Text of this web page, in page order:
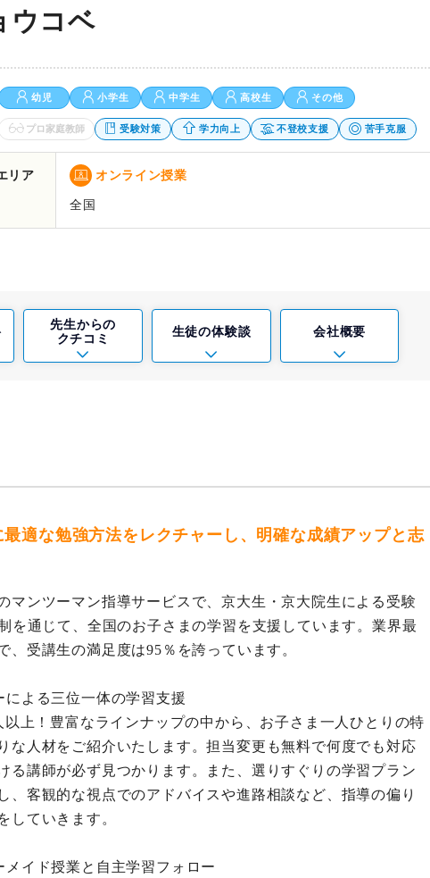
ウコベ
幼児 小学生 中学生 高校生 その他
プロ家庭教師 受験対策 学力向上 不登校支援 苦手克服
リア オンライン授業
全国
先生からの
クチコミ
生徒の体験談 会社概要
適な勉強方法をレクチャーし、明確な成績アップと志
マンツーマン指導サービスで、京大生・京大院生による受験
を通じて、全国のお子さまの学習を支援しています。業界最
、受講生の満足度は95％を誇っています。
よる三位一体の学習支援
上！豊富なラインナップの中から、お子さま一人ひとりの特
な人材をご紹介いたします。担当変更も無料で何度でも対応
る講師が必ず見つかります。また、選りすぐりの学習プラン
、客観的な視点でのアドバイスや進路相談など、指導の偏り
していきます。
イド授業と自主学習フォロー